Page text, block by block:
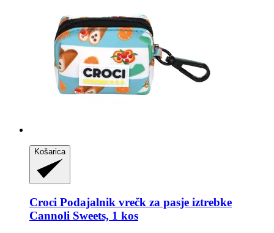
Košarica
Croci Podajalnik vrečk za pasje iztrebke
Cannoli Sweets, 1 kos